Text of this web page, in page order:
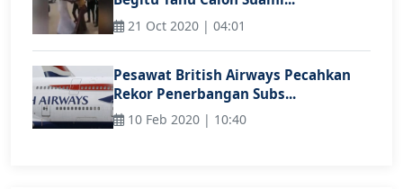
21 Oct 2020 | 04:01
Pesawat British Airways Pecahkan
Rekor Penerbangan Subs...
10 Feb 2020 | 10:40